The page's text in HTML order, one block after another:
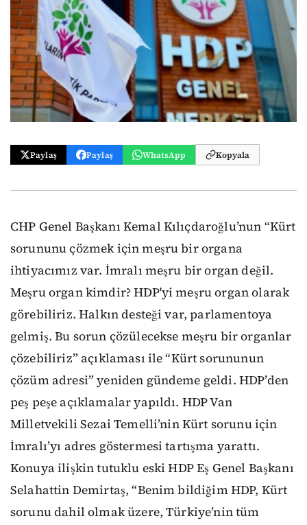
Paylaş Paylaş WhatsApp Kopyala
CHP Genel Başkanı Kemal Kılıçdaroğlu’nun “Kürt
sorununu çözmek için meşru bir organa
ihtiyacımız var. İmralı meşru bir organ değil.
Meşru organ kimdir? HDP'yi meşru organ olarak
görebiliriz. Halkın desteği var, parlamentoya
gelmiş. Bu sorun çözülecekse meşru bir organlar
çözebiliriz” açıklaması ile “Kürt sorununun
çözüm adresi” yeniden gündeme geldi. HDP’den
peş peşe açıklamalar yapıldı. HDP Van
Milletvekili Sezai Temelli’nin Kürt sorunu için
İmralı’yı adres göstermesi tartışma yarattı.
Konuya ilişkin tutuklu eski HDP Eş Genel Başkanı
Selahattin Demirtaş, “Benim bildiğim HDP, Kürt
sorunu dahil olmak üzere, Türkiye’nin tüm